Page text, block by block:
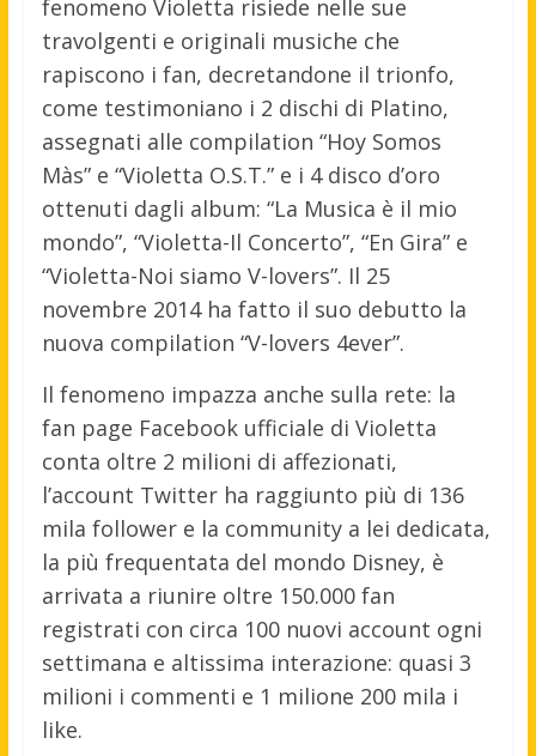
fenomeno Violetta risiede nelle sue
travolgenti e originali musiche che
rapiscono i fan, decretandone il trionfo,
come testimoniano i 2 dischi di Platino,
assegnati alle compilation “Hoy Somos
Màs” e “Violetta O.S.T.” e i 4 disco d’oro
ottenuti dagli album: “La Musica è il mio
mondo”, “Violetta-Il Concerto”, “En Gira” e
“Violetta-Noi siamo V-lovers”. Il 25
novembre 2014 ha fatto il suo debutto la
nuova compilation “V-lovers 4ever”.
Il fenomeno impazza anche sulla rete: la
fan page Facebook ufficiale di Violetta
conta oltre 2 milioni di affezionati,
l’account Twitter ha raggiunto più di 136
mila follower e la community a lei dedicata,
la più frequentata del mondo Disney, è
arrivata a riunire oltre 150.000 fan
registrati con circa 100 nuovi account ogni
settimana e altissima interazione: quasi 3
milioni i commenti e 1 milione 200 mila i
like.